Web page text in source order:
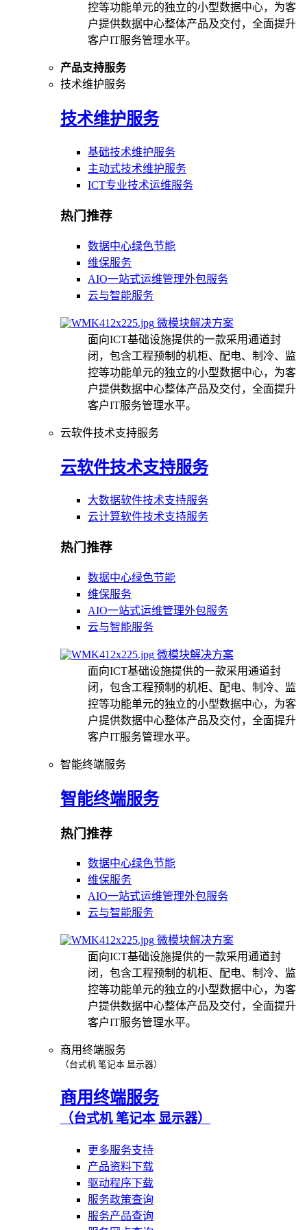
控等功能单元的独立的小型数据中心，为客
户提供数据中心整体产品及交付，全面提升
客户IT服务管理水平。
产品支持服务
技术维护服务
技术维护服务
基础技术维护服务
主动式技术维护服务
ICT专业技术运维服务
热门推荐
数据中心绿色节能
维保服务
AIO一站式运维管理外包服务
云与智能服务
微模块解决方案
面向ICT基础设施提供的一款采用通道封
闭，包含工程预制的机柜、配电、制冷、监
控等功能单元的独立的小型数据中心，为客
户提供数据中心整体产品及交付，全面提升
客户IT服务管理水平。
云软件技术支持服务
云软件技术支持服务
大数据软件技术支持服务
云计算软件技术支持服务
热门推荐
数据中心绿色节能
维保服务
AIO一站式运维管理外包服务
云与智能服务
微模块解决方案
面向ICT基础设施提供的一款采用通道封
闭，包含工程预制的机柜、配电、制冷、监
控等功能单元的独立的小型数据中心，为客
户提供数据中心整体产品及交付，全面提升
客户IT服务管理水平。
智能终端服务
智能终端服务
热门推荐
数据中心绿色节能
维保服务
AIO一站式运维管理外包服务
云与智能服务
微模块解决方案
面向ICT基础设施提供的一款采用通道封
闭，包含工程预制的机柜、配电、制冷、监
控等功能单元的独立的小型数据中心，为客
户提供数据中心整体产品及交付，全面提升
客户IT服务管理水平。
商用终端服务
（台式机 笔记本 显示器）
商用终端服务
（台式机 笔记本 显示器）
更多服务支持
产品资料下载
驱动程序下载
服务政策查询
服务产品查询